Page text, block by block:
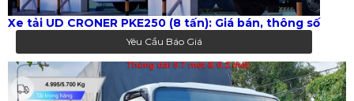
Xe tải UD CRONER PKE250 (8 tấn): Giá bán, thông số
Yêu Cầu Báo Giá